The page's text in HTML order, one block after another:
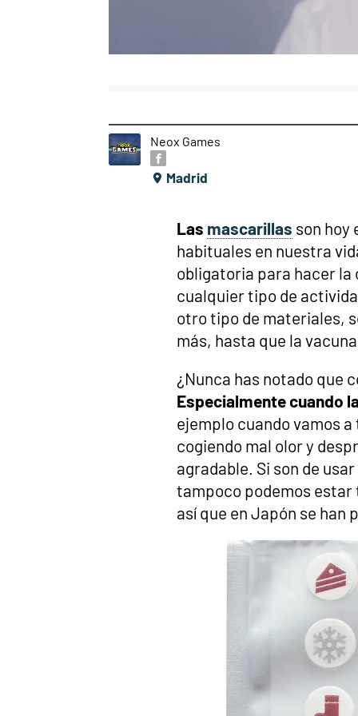
Neox Games
Madrid
Las mascarillas son hoy
habituales en nuestra
obligatoria para hacer la
cualquier tipo de
otro tipo de materiales,
más, hasta que la
¿Nunca has notado que
Especialmente cuando
ejemplo cuando vamos
cogiendo mal olor y
agradable. Si son de
tampoco podemos
así que en Japón se han